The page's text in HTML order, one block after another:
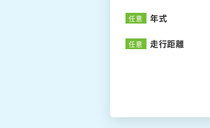
任意 年式
任意 走行距離